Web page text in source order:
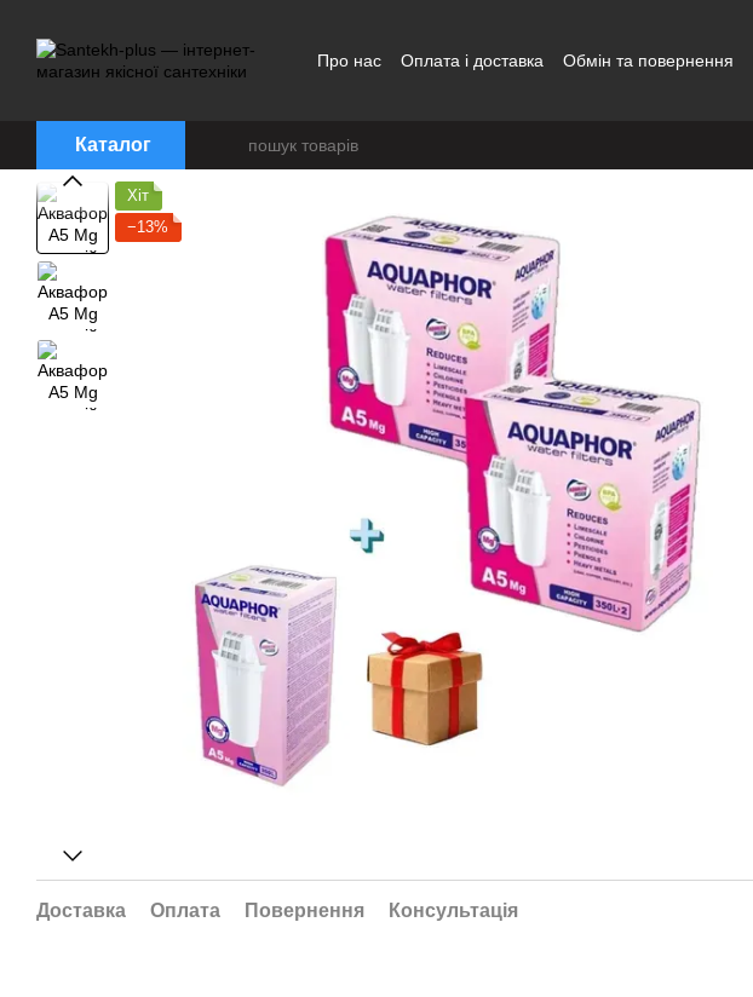
Про нас Оплата і доставка Обмін та повернення
Каталог
Хіт
−13%
Доставка Оплата Повернення Консультація